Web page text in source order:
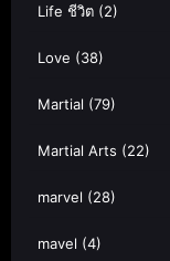
Life ชีวิต (2)
Love (38)
Martial (79)
Martial Arts (22)
marvel (28)
mavel (4)